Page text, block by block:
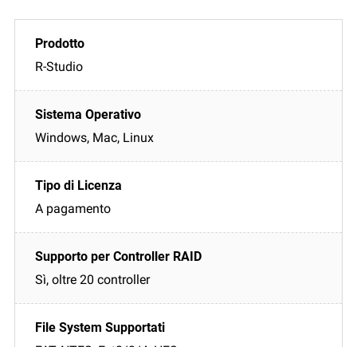
R-Studio
Windows, Mac, Linux
A pagamento
Sì, oltre 20 controller